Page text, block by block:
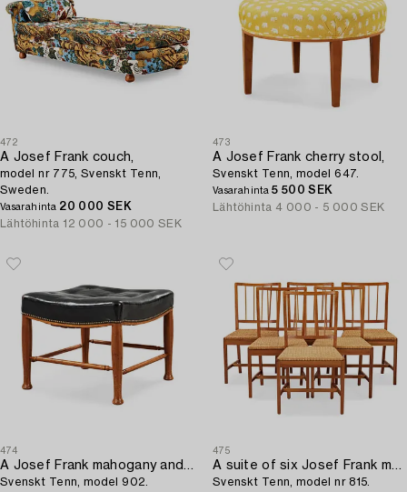
472
A Josef Frank couch,
model nr 775, Svenskt Tenn,
Sweden.
Vasarahinta 20 000 SEK
Lähtöhinta 12 000 - 15 000 SEK
473
A Josef Frank cherry stool,
Svenskt Tenn, model 647.
Vasarahinta5 500 SEK
Lähtöhinta 4 000 - 5 000 SEK
474
A Josef Frank mahogany and black leather stool,
Svenskt Tenn, model 902.
475
A suite of six Josef Frank mahogny dining chairs,
Svenskt Tenn, model nr 815.